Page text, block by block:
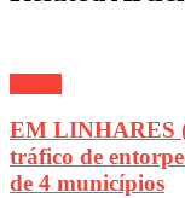
EM LINHARES
tráfico de
de 4 municípios